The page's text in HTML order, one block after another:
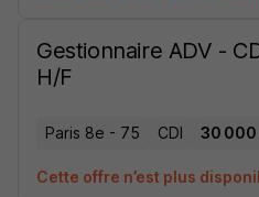
Gestionnaire ADV -
H/F
Paris 8e - 75 CDI 30 000
Cette offre n’est plus